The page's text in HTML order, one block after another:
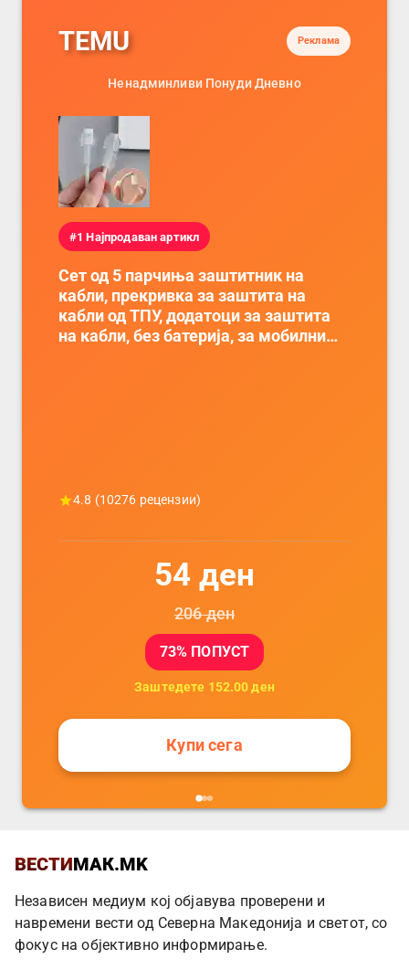
TEMU Реклама
Ненадминливи Понуди Дневно
#1 Најпродаван артикл
Сет од 5 парчиња заштитник на
кабли, прекривка за заштита на
кабли од ТПУ, додатоци за заштита
на кабли, без батерија, за мобилни
4.8 (10276 рецензии)
54 ден
206ден
73% ПОПУСТ
Заштедете 152.00 ден
Купи сега
ВЕСТИМАК.MK
Независен медиум кој објавува проверени и
навремени вести од Северна Македонија и светот, со
фокус на објективно информирање.